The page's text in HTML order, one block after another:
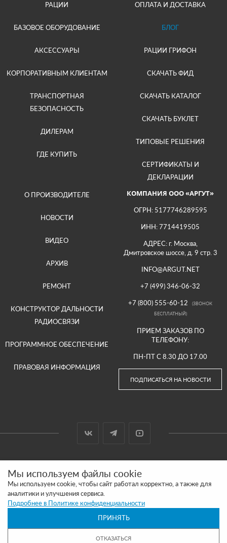
РАЦИИ
БАЗОВОЕ ОБОРУДОВАНИЕ
АКСЕССУАРЫ
КОРПОРАТИВНЫМ КЛИЕНТАМ
ТРАНСПОРТНАЯ
БЕЗОПАСНОСТЬ
ДИЛЕРАМ
ГДЕ КУПИТЬ
ОПЛАТА И ДОСТАВКА
БЛОГ
РАЦИИ ГРИФОН
СКАЧАТЬ ФИД
СКАЧАТЬ КАТАЛОГ
СКАЧАТЬ БУКЛЕТ
ТИПОВЫЕ РЕШЕНИЯ
СЕРТИФИКАТЫ И
ДЕКЛАРАЦИИ
О ПРОИЗВОДИТЕЛЕ
НОВОСТИ
ВИДЕО
АРХИВ
РЕМОНТ
КОНСТРУКТОР ДАЛЬНОСТИ
РАДИОСВЯЗИ
ПРОГРАММНОЕ ОБЕСПЕЧЕНИЕ
ПРАВОВАЯ ИНФОРМАЦИЯ
КОМПАНИЯ ООО «АРГУТ»
ОГРН: 5177746289595
ИНН: 7714419505
АДРЕС: г. Москва,
Дмитровское шоссе, д. 9 стр. 3
INFO@ARGUT.NET
+7 (499) 346-06-32
+7 (800) 555-60-12
(ЗВОНОК
БЕСПЛАТНЫЙ)
ПРИЕМ ЗАКАЗОВ ПО
ТЕЛЕФОНУ:
ПН-ПТ С 8.30 ДО 17.00
ПОДПИСАТЬСЯ НА НОВОСТИ
САЙТ СДЕЛАН И ПРОДВИГАЕТСЯ В SITE UP
ПОЛИТИКА КОНФИДЕНЦИАЛЬНОСТИ
ОБРАЩАЕМ ВАШЕ ВНИМАНИЕ, ЧТО ВСЯ ИНФОРМАЦИЯ РАЗМЕЩЕННАЯ НА
ДАННОМ ИНТЕРНЕТ-САЙТЕ НОСИТ ИНФОРМАЦИОННЫЙ ХАРАКТЕР И НЕ
Мы используем файлы cookie
Мы используем cookie, чтобы сайт работал корректно, а также для
аналитики и улучшения сервиса.
Подробнее в Политике конфиденциальности
ПРИНЯТЬ
ОТКАЗАТЬСЯ